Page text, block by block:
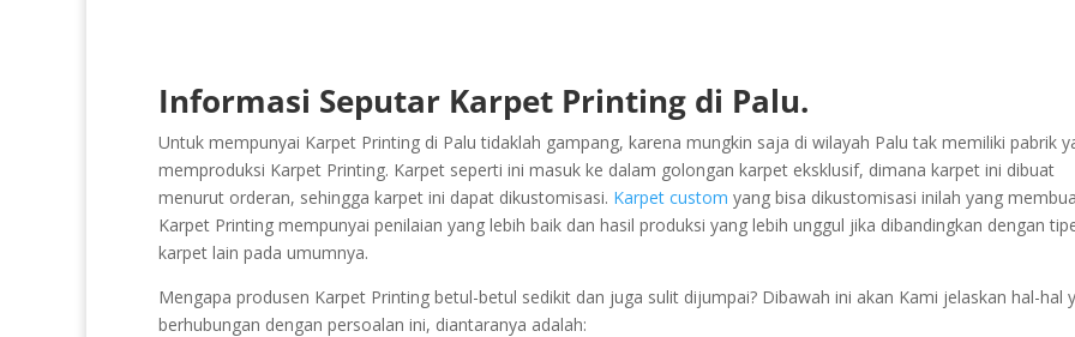
Informasi Seputar Karpet Printing di Palu.
Untuk mempunyai Karpet Printing di Palu tidaklah gampang, karena mungkin saja di wilayah Palu tak memiliki pabrik
memproduksi Karpet Printing. Karpet seperti ini masuk ke dalam golongan karpet eksklusif, dimana karpet ini dibuat
menurut orderan, sehingga karpet ini dapat dikustomisasi. Karpet custom yang bisa dikustomisasi inilah yang
Karpet Printing mempunyai penilaian yang lebih baik dan hasil produksi yang lebih unggul jika dibandingkan dengan
karpet lain pada umumnya.
Mengapa produsen Karpet Printing betul-betul sedikit dan juga sulit dijumpai? Dibawah ini akan Kami jelaskan hal-hal
berhubungan dengan persoalan ini, diantaranya adalah: